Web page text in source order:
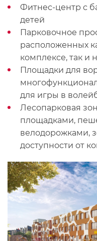
Фитнес-центр с
детей
Парковочное
расположенных
комплексе, так и
Площадки для
для игры в
Лесопарковая
площадками,
велодорожками,
доступности от